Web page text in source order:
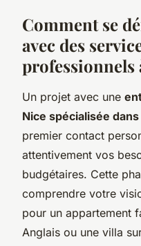
Comment se
avec des
professionnels
Un projet avec une
Nice spécialisée
premier contact
attentivement vos
budgétaires. Cette
comprendre votre
pour un appartement
Anglais ou une villa